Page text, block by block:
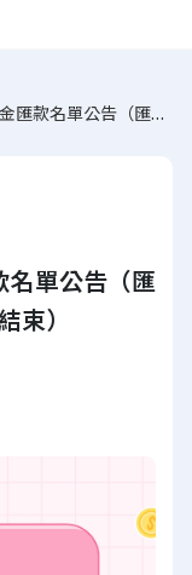
【12月28日（四）】獎金匯款名單公告（匯款帳號末五碼：10816）（已結束）
名單公告（匯
束）